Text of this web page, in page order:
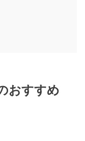
おすすめ